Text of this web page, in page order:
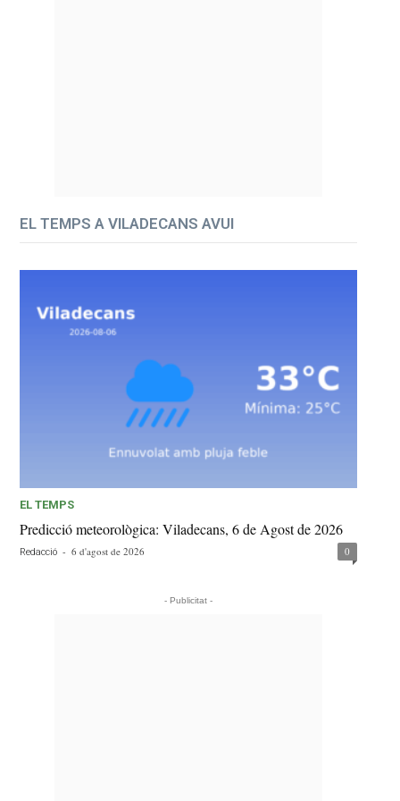
EL TEMPS A VILADECANS AVUI
EL TEMPS
Predicció meteorològica: Viladecans, 6 de Agost de 2026
Redacció - 6 d'agost de 2026 0
- Publicitat -